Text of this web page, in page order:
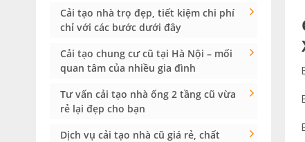
Cải tạo nhà trọ đẹp, tiết kiệm chi phí
chỉ với các bước dưới đây
Cải tạo chung cư cũ tại Hà Nội – mối
quan tâm của nhiều gia đình
Tư vấn cải tạo nhà ống 2 tầng cũ vừa
rẻ lại đẹp cho bạn
Dịch vụ cải tạo nhà cũ giá rẻ, chất